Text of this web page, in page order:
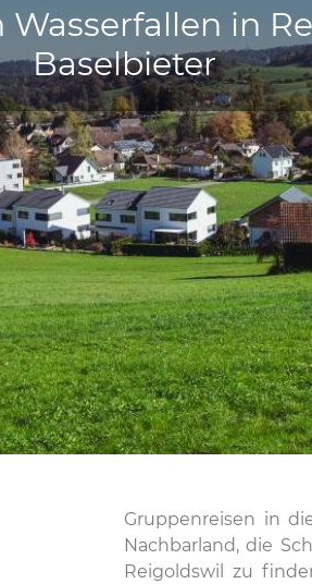
in
Baselbieter
Gruppenreisen in
Nachbarland, die
Reigoldswil zu